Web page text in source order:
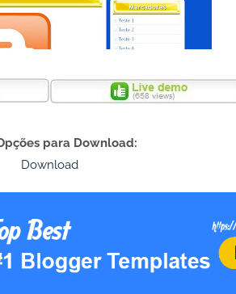
para Download:
Download